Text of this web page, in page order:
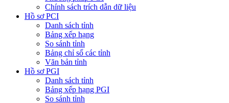
Chính sách trích dẫn dữ liệu
Hồ sơ PCI
Danh sách tỉnh
Bảng xếp hạng
So sánh tỉnh
Bảng chỉ số các tỉnh
Văn bản tỉnh
Hồ sơ PGI
Danh sách tỉnh
Bảng xếp hạng PGI
So sánh tỉnh